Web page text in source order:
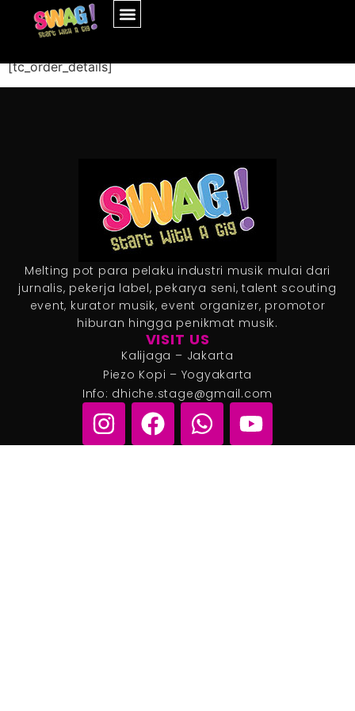
Order Details
[tc_order_details]
Melting pot para pelaku industri musik mulai dari
jurnalis, pekerja label, pekarya seni, talent scouting
event, kurator musik, event organizer, promotor
hiburan hingga penikmat musik.
VISIT US
Kalijaga – Jakarta
Piezo Kopi – Yogyakarta
Info: dhiche.stage@gmail.com